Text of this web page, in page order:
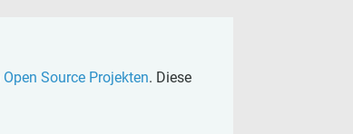
Open Source Projekten. Diese